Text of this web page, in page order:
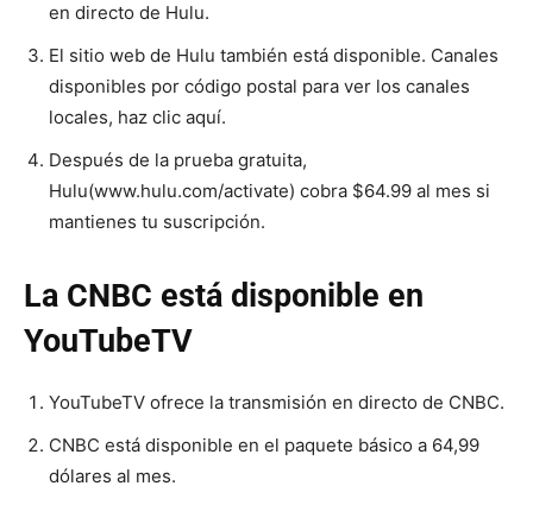
en directo de Hulu.
El sitio web de Hulu también está disponible. Canales
disponibles por código postal para ver los canales
locales, haz clic aquí.
Después de la prueba gratuita,
Hulu(www.hulu.com/activate) cobra $64.99 al mes si
mantienes tu suscripción.
La CNBC está disponible en
YouTubeTV
YouTubeTV ofrece la transmisión en directo de CNBC.
CNBC está disponible en el paquete básico a 64,99
dólares al mes.